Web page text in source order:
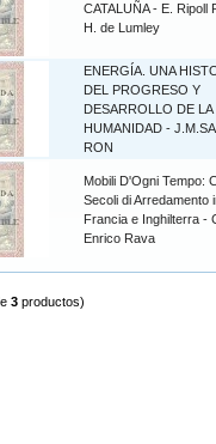
CATALUÑA - E. Ripoll
H. de Lumley
ENERGÍA. UNA
DEL PROGRESO Y
DESARROLLO DE LA
HUMANIDAD -
RON
Mobili D'Ogni Tempo:
Secoli di Arredamento
Francia e Inghilterra -
Enrico Rava
3 productos)